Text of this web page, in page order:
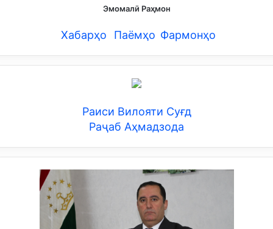
Эмомалӣ Раҳмон
Хабарҳо Паёмҳо Фармонҳо
Раиси Вилояти Суғд
Раҷаб Аҳмадзода